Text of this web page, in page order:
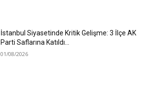
İstanbul Siyasetinde Kritik Gelişme: 3 İlçe AK
Parti Saflarına Katıldı…
01/08/2026